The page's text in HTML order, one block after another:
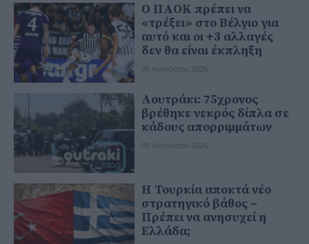
Ο ΠΑΟΚ πρέπει να
«τρέξει» στο Βέλγιο για
αυτό και οι +3 αλλαγές
δεν θα είναι έκπληξη
09 Αυγούστου 2026
Λουτράκι: 75χρονος
βρέθηκε νεκρός δίπλα σε
κάδους απορριμμάτων
09 Αυγούστου 2026
Η Τουρκία αποκτά νέο
στρατηγικό βάθος –
Πρέπει να ανησυχεί η
Ελλάδα;